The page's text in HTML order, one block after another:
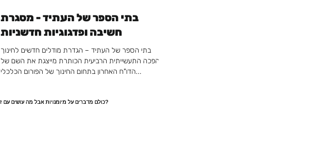
בתי הספר של העתיד - מסגרת
חשיבה ופדגוגיות חדשניות
בתי הספר של העתיד – הגדרת מודלים חדשים לחינוך
במהפכה התעשייתית הרביעית הכותרת מייצגת את השם של
הדו"ח האחרון בתחום החינוך של הפורום הכלכלי...